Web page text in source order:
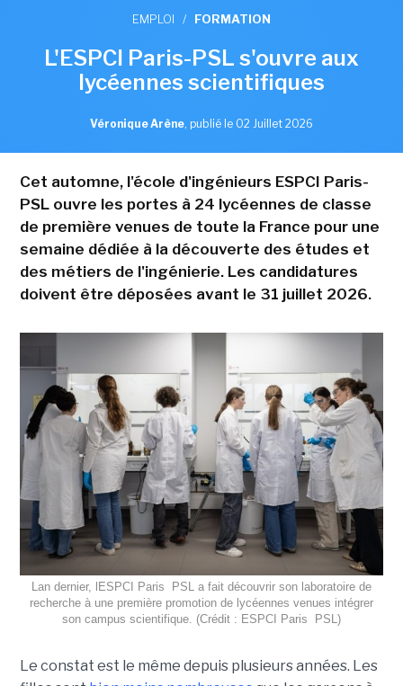
EMPLOI / FORMATION
L'ESPCI Paris-PSL s'ouvre aux
lycéennes scientifiques
Véronique Arène, publié le 02 Juillet 2026
Cet automne, l'école d'ingénieurs ESPCI Paris-
PSL ouvre les portes à 24 lycéennes de classe
de première venues de toute la France pour une
semaine dédiée à la découverte des études et
des métiers de l'ingénierie. Les candidatures
doivent être déposées avant le 31 juillet 2026.
Lan dernier, lESPCI Paris  PSL a fait découvrir son laboratoire de
recherche à une première promotion de lycéennes venues intégrer
son campus scientifique. (Crédit : ESPCI Paris  PSL)
Le constat est le même depuis plusieurs années. Les